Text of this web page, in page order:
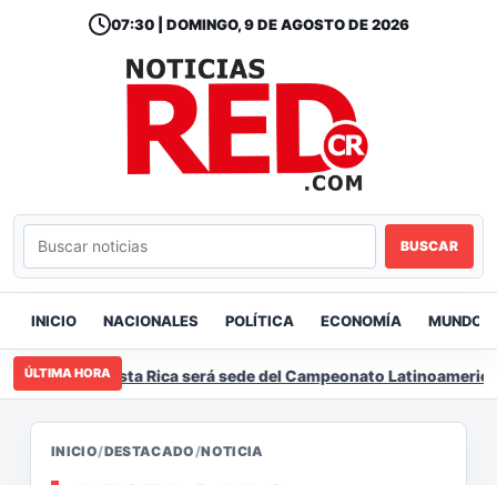
07:30 | DOMINGO, 9 DE AGOSTO DE 2026
BUSCAR
INICIO NACIONALES POLÍTICA ECONOMÍA MUNDO
ÚLTIMA HORACosta Rica será sede del Campeonato
INICIO/DESTACADO /NOTICIA